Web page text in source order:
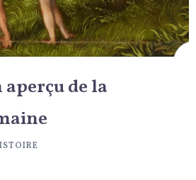
aperçu de la